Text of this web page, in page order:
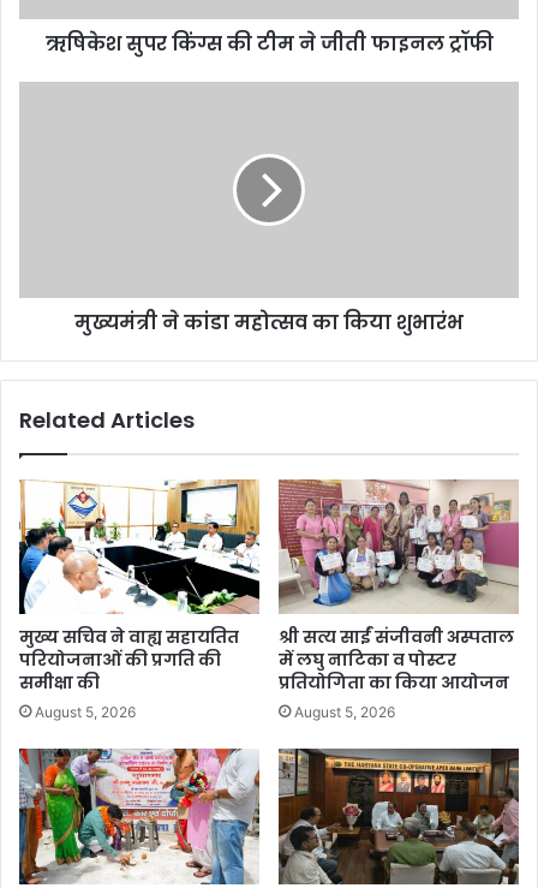
ऋषिकेश सुपर किंग्स की टीम ने जीती फाइनल ट्रॉफी
मुख्यमंत्री ने कांडा महोत्सव का किया शुभारंभ
Related Articles
मुख्य सचिव ने वाह्य सहायतित
परियोजनाओं की प्रगति की
समीक्षा की
August 5, 2026
श्री सत्य साईं संजीवनी अस्पताल
में लघु नाटिका व पोस्टर
प्रतियोगिता का किया आयोजन
August 5, 2026